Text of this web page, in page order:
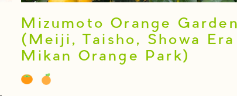
Mizumoto Orange
(Meiji, Taisho, Showa Era
Mikan Orange Park)